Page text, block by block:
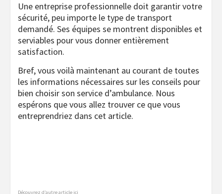
Une entreprise professionnelle doit garantir votre
sécurité, peu importe le type de transport
demandé. Ses équipes se montrent disponibles et
serviables pour vous donner entièrement
satisfaction.
Bref, vous voilà maintenant au courant de toutes
les informations nécessaires sur les conseils pour
bien choisir son service d’ambulance. Nous
espérons que vous allez trouver ce que vous
entreprendriez dans cet article.
Découvrez d’autre article ici